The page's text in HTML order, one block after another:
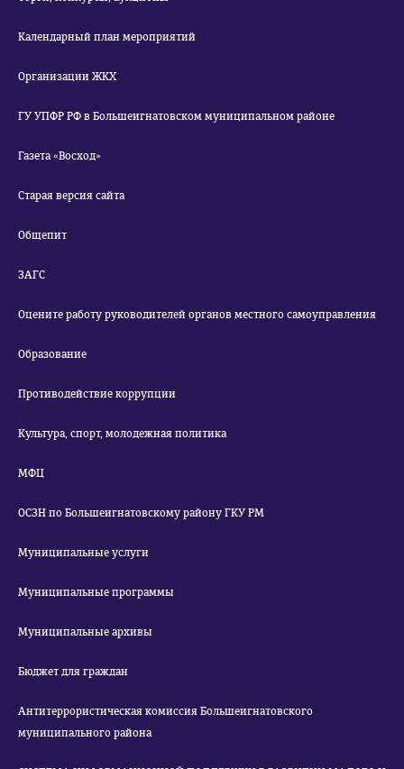
Календарный план мероприятий
Организации ЖКХ
ГУ УПФР РФ в Большеигнатовском муниципальном районе
Газета «Восход»
Старая версия сайта
Общепит
ЗАГС
Оцените работу руководителей органов местного самоуправления
Образование
Противодействие коррупции
Культура, спорт, молодежная политика
МФЦ
ОСЗН по Большеигнатовскому району ГКУ РМ
Муниципальные услуги
Муниципальные программы
Муниципальные архивы
Бюджет для граждан
Антитеррористическая комиссия Большеигнатовского
муниципального района